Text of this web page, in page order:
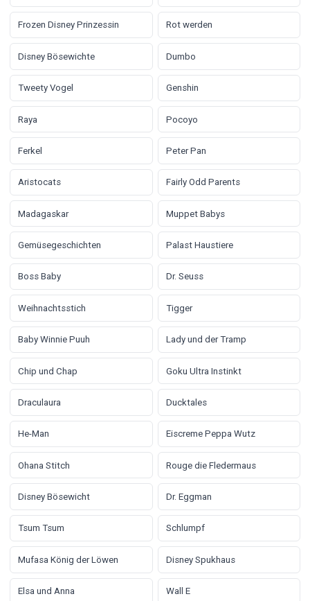
Frozen Disney Prinzessin Rot werden
Disney Bösewichte Dumbo
Tweety Vogel Genshin
Raya Pocoyo
Ferkel Peter Pan
Aristocats Fairly Odd Parents
Madagaskar Muppet Babys
Gemüsegeschichten Palast Haustiere
Boss Baby Dr. Seuss
Weihnachtsstich Tigger
Baby Winnie Puuh Lady und der Tramp
Chip und Chap Goku Ultra Instinkt
Draculaura Ducktales
He-Man Eiscreme Peppa Wutz
Ohana Stitch Rouge die Fledermaus
Disney Bösewicht Dr. Eggman
Tsum Tsum Schlumpf
Mufasa König der Löwen Disney Spukhaus
Elsa und Anna Wall E